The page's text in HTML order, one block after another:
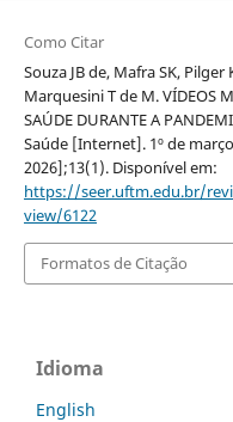
Como Citar
Souza JB de, Mafra SK, Pilger
Marquesini T de M. VÍDEOS
SAÚDE DURANTE A
Saúde [Internet]. 1º de
2026];13(1). Disponível em:
https://seer.uftm.edu.br/
view/6122
Formatos de Citação
Idioma
English